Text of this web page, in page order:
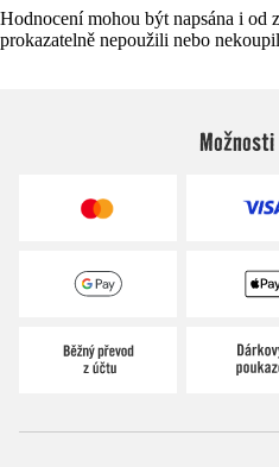
Hodnocení mohou být napsána i od
prokazatelně nepoužili nebo